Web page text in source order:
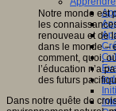
Notre monde est
les
renouveau et de
dans le monde –
comment, quoi,
l’éducation n’a
des futurs
Dans notre quête de